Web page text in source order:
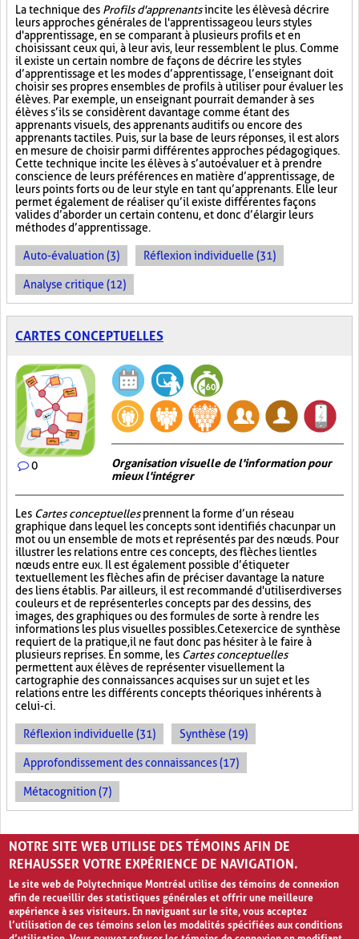
La technique des Profils d'apprenantsincite les élèves à décrire
leurs approches générales de l'apprentissage ou leurs styles
d'apprentissage, en se comparant à plusieurs profils et en
choisissant ceux qui, à leur avis, leur ressemblent le plus. Comme
il existe un certain nombre de façons de décrire les styles
d’apprentissage et les modes d’apprentissage, l’enseignant doit
choisir ses propres ensembles de profils à utiliser pour évaluer les
élèves. Par exemple, un enseignant pourrait demander à ses
élèves s’ils se considèrent davantage comme étant des
apprenants visuels, des apprenants auditifs ou encore des
apprenants tactiles. Puis, sur la base de leurs réponses, il est alors
en mesure de choisir parmi différentes approches pédagogiques.
Cette technique incite les élèves à s’autoévaluer et à prendre
conscience de leurs préférences en matière d’apprentissage, de
leurs points forts ou de leur style en tant qu’apprenants. Elle leur
permet également de réaliser qu’il existe différentes façons
valides d’aborder un certain contenu, et donc d’élargir leurs
méthodes d’apprentissage.
Auto-évaluation (3) Réflexion individuelle (31)
Analyse critique (12)
CARTES CONCEPTUELLES
0
Organisation visuelle de l'information pour
mieux l'intégrer
Les Cartes conceptuellesprennent la forme d’un réseau
graphique dans lequel les concepts sont identifiés chacun par un
mot ou un ensemble de mots et représentés par des nœuds. Pour
illustrer les relations entre ces concepts, des flèches lient les
nœuds entre eux. Il est également possible d’étiqueter
textuellement les flèches afin de préciser davantage la nature
des liens établis. Par ailleurs, il est recommandé d'utiliser diverses
couleurs et de représenter les concepts par des dessins, des
images, des graphiques ou des formules de sorte à rendre les
informations les plus visuelles possibles. Cet exercice de synthèse
requiert de la pratique, il ne faut donc pas hésiter à le faire à
plusieurs reprises. En somme, les Cartes conceptuelles
permettent aux élèves de représenter visuellement la
cartographie des connaissances acquises sur un sujet et les
relations entre les différents concepts théoriques inhérents à
celui-ci.
Réflexion individuelle (31) Synthèse (19)
Approfondissement des connaissances (17)
Métacognition (7)
PAGES
« ‹ 1 2 3
NOTRE SITE WEB UTILISE DES TÉMOINS AFIN DE
REHAUSSER VOTRE EXPÉRIENCE DE NAVIGATION.
Le site web de Polytechnique Montréal utilise des témoins de connexion
afin de recueillir des statistiques générales et offrir une meilleure
expérience à ses visiteurs. En naviguant sur le site, vous acceptez
l’utilisation de ces témoins selon les modalités spécifiées aux conditions